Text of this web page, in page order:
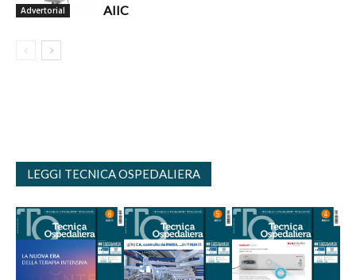
Advertorial
AIIC
LEGGI TECNICA OSPEDALIERA